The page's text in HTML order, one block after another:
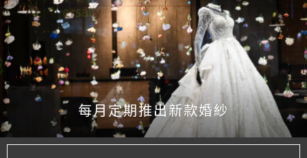
每月定期推出新款婚紗